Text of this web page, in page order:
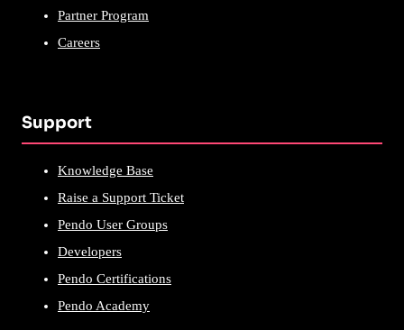
Partner Program
Careers
Support
Knowledge Base
Raise a Support Ticket
Pendo User Groups
Developers
Pendo Certifications
Pendo Academy